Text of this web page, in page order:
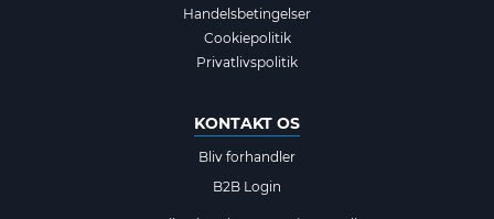
Handelsbetingelser
Cookiepolitik
Privatlivspolitik
KONTAKT OS
Bliv forhandler
B2B Login